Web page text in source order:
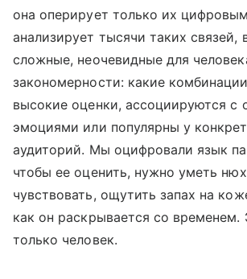
она оперирует только их
анализирует тысячи таких связей,
сложные, неочевидные для
закономерности: какие
высокие оценки, ассоциируются с
эмоциями или популярны у
аудиторий. Мы оцифровали язык
чтобы ее оценить, нужно уметь
чувствовать, ощутить запах на
как он раскрывается со
только человек.